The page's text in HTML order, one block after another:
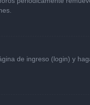
de ingreso (login) y